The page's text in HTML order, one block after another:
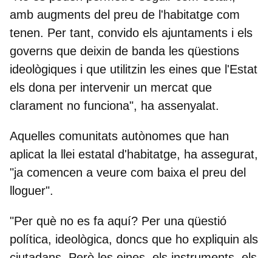
amb augments del preu de l'habitatge com
tenen. Per tant, convido els ajuntaments i els
governs que deixin de banda les qüestions
ideològiques i que utilitzin les eines que l'Estat
els dona per intervenir un mercat que
clarament no funciona", ha assenyalat.
Aquelles comunitats autònomes que han
aplicat la llei estatal d'habitatge, ha assegurat,
"ja comencen a veure com baixa el preu del
lloguer".
"Per què no es fa aquí? Per una qüestió
política, ideològica, doncs que ho expliquin als